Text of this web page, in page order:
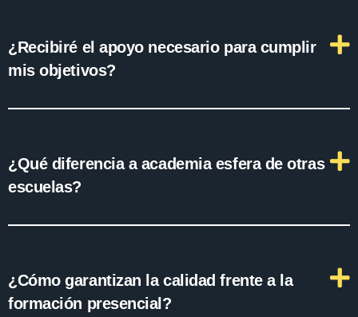
¿Recibiré el apoyo necesario para cumplir
mis objetivos?
¿Qué diferencia a academia esfera de otras
escuelas?
¿Cómo garantizan la calidad frente a la
formación presencial?